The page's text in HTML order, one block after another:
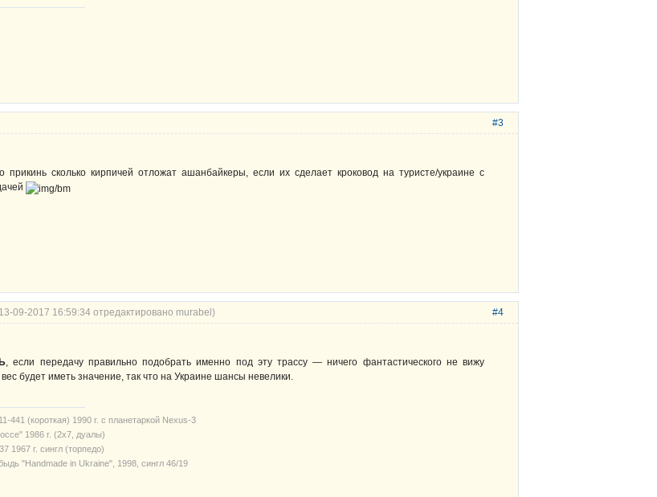
#3
прикинь сколько кирпичей отложат ашанбайкеры, если их сделает кроковод на туристе/украине с
#4
09-2017 16:59:34 отредактировано murabel)
, если передачу правильно подобрать именно под эту трассу — ничего фантастического не вижу
вес будет иметь значение, так что на Украине шансы невелики.
441 (короткая) 1990 г. с планетаркой Nexus-3
1986 г. (2х7, дуалы)
1967 г. сингл (торпедо)
"Handmade in Ukraine", 1998, сингл 46/19